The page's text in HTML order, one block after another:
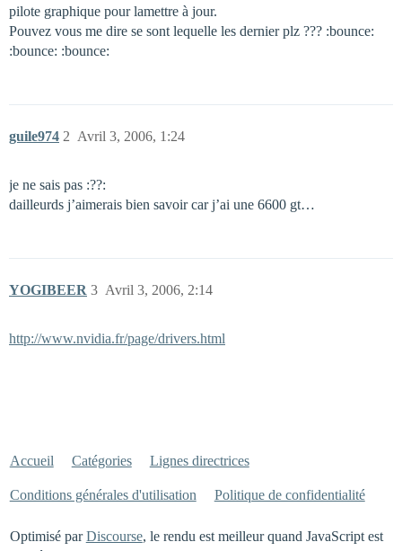
pilote graphique pour lamettre à jour.
Pouvez vous me dire se sont lequelle les dernier plz ??? :bounce:
:bounce: :bounce:
guile974 Avril 3, 2006, 1:24
2
je ne sais pas :??:
dailleurds j’aimerais bien savoir car j’ai une 6600 gt…
YOGIBEER Avril 3, 2006, 2:14
3
http://www.nvidia.fr/page/drivers.html
Accueil Catégories Lignes directrices
Conditions générales d'utilisation Politique de confidentialité
Optimisé parDiscourse, le rendu est meilleur quand JavaScript est